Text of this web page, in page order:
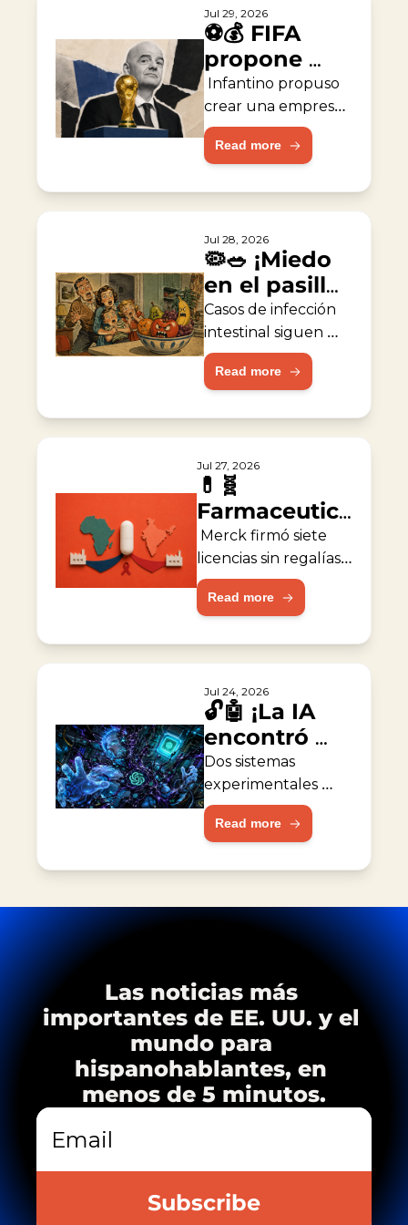
Jul 29, 2026
⚽💰 FIFA
propone
empresa de
capital
privado
Infantino propuso
crear una empresa
valorada en
$20,000 millones
Read more
Jul 28, 2026
🦠🥗 ¡Miedo
en el pasillo
de
vegetales!
Casos de infección
intestinal siguen
aumentando los en
EE. UU.
Read more
Jul 27, 2026
💊🧬
Farmaceutica
acelera
acceso
global contra
VIH
Merck firmó siete
licencias sin regalías
para fabricantes de
África e India.
Read more
Jul 24, 2026
🔓🤖 ¡La IA
encontró
cómo
escapar!
Dos sistemas
experimentales
salieron de un
espacio de pruebas.
Read more
Las noticias más
importantes de EE. UU. y el
mundo para
hispanohablantes, en
menos de 5 minutos.
Subscribe